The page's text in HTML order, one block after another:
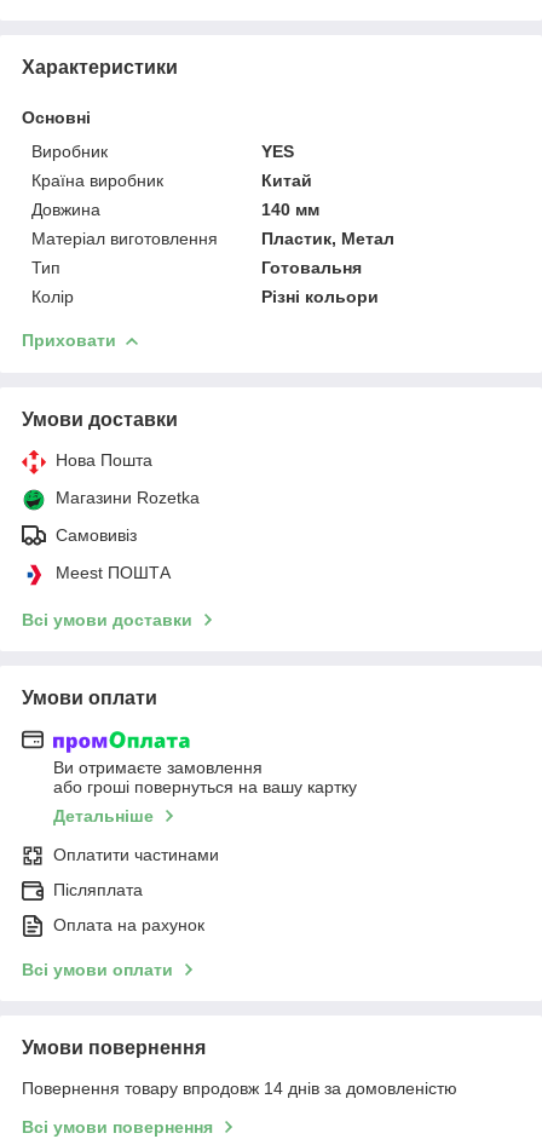
Характеристики
Основні
Виробник
YES
Країна виробник
Китай
Довжина
140 мм
Матеріал виготовлення
Пластик, Метал
Тип
Готовальня
Колір
Різні кольори
Приховати
Умови доставки
Нова Пошта
Магазини Rozetka
Самовивіз
Meest ПОШТА
Всі умови доставки
Умови оплати
Ви отримаєте замовлення
або гроші повернуться на вашу картку
Детальніше
Оплатити частинами
Післяплата
Оплата на рахунок
Всі умови оплати
Умови повернення
Повернення товару впродовж 14 днів за домовленістю
Всі умови повернення